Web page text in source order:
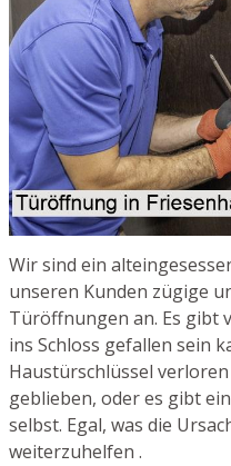
Wir sind ein
unseren Kunden zügige
Türöffnungen an. Es gibt
ins Schloss gefallen sein
Haustürschlüssel
geblieben, oder es gibt
selbst. Egal, was die
weiterzuhelfen .